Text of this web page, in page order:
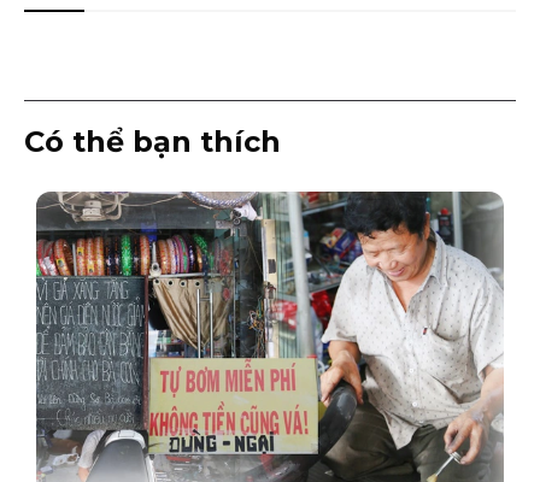
Có thể bạn thích